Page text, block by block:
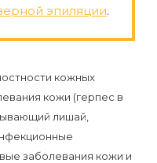
эпиляции.
кожных
кожи (герпес в
лишай,
заболевания кожи и